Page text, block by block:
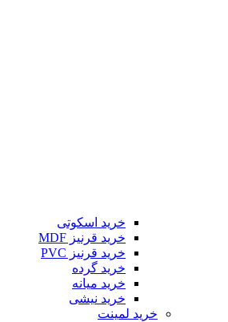
خرید اسکوتی
خرید قرنیز MDF
خرید قرنیز PVC
خرید گرده
خرید میانه
خرید نیشی
خرید لمینت